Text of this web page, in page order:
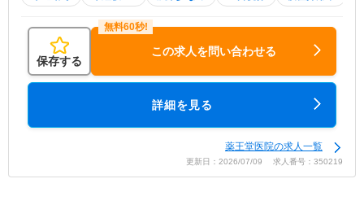
保存する
この求人を問い合わせる
詳細を見る
薬王堂医院の求人一覧
更新日：2026/07/09 求人番号：350219